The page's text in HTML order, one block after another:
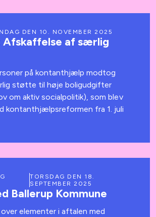
DEN 10. NOVEMBER 2025
Afskaffelse af særlig
på kontanthjælp modtog
støtte til høje boligudgifter
om aktiv socialpolitik), som blev
kontanthjælpsreformen fra 1. juli
TORSDAG DEN 18.
SEPTEMBER 2025
Ballerup Kommune
elementer i aftalen med